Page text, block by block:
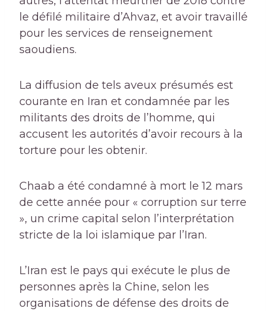
le défilé militaire d’Ahvaz, et avoir travaillé
pour les services de renseignement
saoudiens.
La diffusion de tels aveux présumés est
courante en Iran et condamnée par les
militants des droits de l’homme, qui
accusent les autorités d’avoir recours à la
torture pour les obtenir.
Chaab a été condamné à mort le 12 mars
de cette année pour « corruption sur terre
», un crime capital selon l’interprétation
stricte de la loi islamique par l’Iran.
L’Iran est le pays qui exécute le plus de
personnes après la Chine, selon les
organisations de défense des droits de